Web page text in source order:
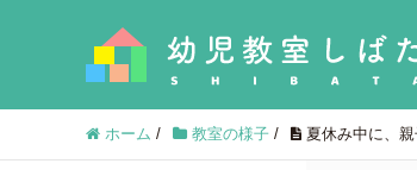
ホーム / 教室の様子 / 夏休み中に、